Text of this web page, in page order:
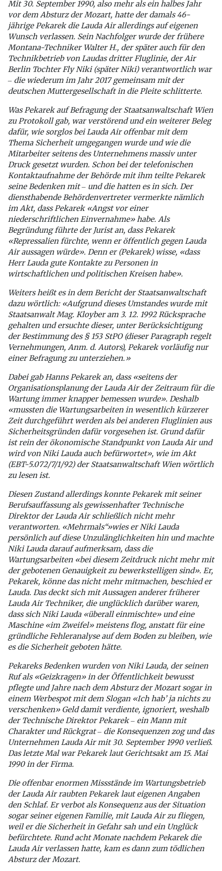
Mit 30. September 1990, also mehr als ein halbes Jahr
vor dem Absturz der Mozart, hatte der damals 46-
jährige Pekarek die Lauda Air allerdings auf eigenen
Wunsch verlassen. Sein Nachfolger wurde der frühere
Montana-Techniker Walter H., der später auch für den
Technikbetrieb von Laudas dritter Fluglinie, der Air
Berlin Tochter Fly Niki (später Niki) verantwortlich war
‒ die wiederum im Jahr 2017 gemeinsam mit der
deutschen Muttergesellschaft in die Pleite schlitterte.
Was Pekarek auf Befragung der Staatsanwaltschaft Wien
zu Protokoll gab, war verstörend und ein weiterer Beleg
dafür, wie sorglos bei Lauda Air offenbar mit dem
Thema Sicherheit umgegangen wurde und wie die
Mitarbeiter seitens des Unternehmens massiv unter
Druck gesetzt wurden. Schon bei der telefonischen
Kontaktaufnahme der Behörde mit ihm teilte Pekarek
seine Bedenken mit ‒ und die hatten es in sich. Der
diensthabende Behördenvertreter vermerkte nämlich
im Akt, dass Pekarek «Angst vor einer
niederschriftlichen Einvernahme» habe. Als
Begründung führte der Jurist an, dass Pekarek
«Repressalien fürchte, wenn er öffentlich gegen Lauda
Air aussagen würde». Denn er (Pekarek) wisse, «dass
Herr Lauda gute Kontakte zu Personen in
wirtschaftlichen und politischen Kreisen habe».
Weiters heißt es in dem Bericht der Staatsanwaltschaft
dazu wörtlich: «Aufgrund dieses Umstandes wurde mit
Staatsanwalt Mag. Kloyber am 3. 12. 1992 Rücksprache
gehalten und ersuchte dieser, unter Berücksichtigung
der Bestimmung des § 153 StPO (dieser Paragraph regelt
Vernehmungen, Anm. d. Autors), Pekarek vorläufig nur
einer Befragung zu unterziehen.»
Dabei gab Hanns Pekarek an, dass «seitens der
Organisationsplanung der Lauda Air der Zeitraum für die
Wartung immer knapper bemessen wurde». Deshalb
«mussten die Wartungsarbeiten in wesentlich kürzerer
Zeit durchgeführt werden als bei anderen Fluglinien aus
Sicherheitsgründen dafür vorgesehen ist. Grund dafür
ist rein der ökonomische Standpunkt von Lauda Air und
wird von Niki Lauda auch befürwortet», wie im Akt
(EBT-5.072/7/1/92) der Staatsanwaltschaft Wien wörtlich
zu lesen ist.
Diesen Zustand allerdings konnte Pekarek mit seiner
Berufsauffassung als gewissenhafter Technische
Direktor der Lauda Air schließlich nicht mehr
verantworten. «Mehrmals“»wies er Niki Lauda
persönlich auf diese Unzulänglichkeiten hin und machte
Niki Lauda darauf aufmerksam, dass die
Wartungsarbeiten «bei diesem Zeitdruck nicht mehr mit
der gebotenen Genauigkeit zu bewerkstelligen sind». Er,
Pekarek, könne das nicht mehr mitmachen, beschied er
Lauda. Das deckt sich mit Aussagen anderer früherer
Lauda Air Techniker, die unglücklich darüber waren,
dass sich Niki Lauda «überall einmischte» und eine
Maschine «im Zweifel» meistens flog, anstatt für eine
gründliche Fehleranalyse auf dem Boden zu bleiben, wie
es die Sicherheit geboten hätte.
Pekareks Bedenken wurden von Niki Lauda, der seinen
Ruf als «Geizkragen» in der Öffentlichkeit bewusst
pflegte und Jahre nach dem Absturz der Mozart sogar in
einem Werbespot mit dem Slogan «Ich hab’ ja nichts zu
verschenken» Geld damit verdiente, ignoriert, weshalb
der Technische Direktor Pekarek ‒ ein Mann mit
Charakter und Rückgrat ‒ die Konsequenzen zog und das
Unternehmen Lauda Air mit 30. September 1990 verließ.
Das letzte Mal war Pekarek laut Gerichtsakt am 15. Mai
1990 in der Firma.
Die offenbar enormen Missstände im Wartungsbetrieb
der Lauda Air raubten Pekarek laut eigenen Angaben
den Schlaf. Er verbot als Konsequenz aus der Situation
sogar seiner eigenen Familie, mit Lauda Air zu fliegen,
weil er die Sicherheit in Gefahr sah und ein Unglück
befürchtete. Rund acht Monate nachdem Pekarek die
Lauda Air verlassen hatte, kam es dann zum tödlichen
Absturz der Mozart.